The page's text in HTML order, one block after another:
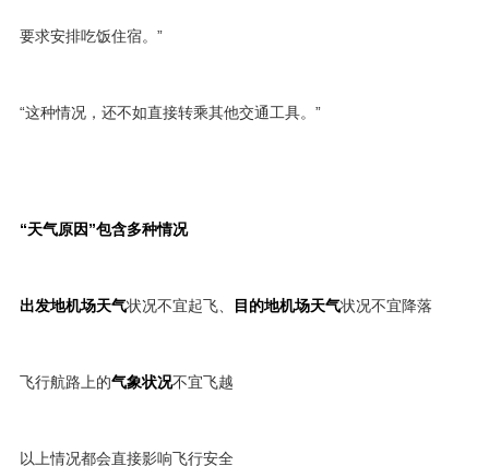
要求安排吃饭住宿。”
“这种情况，还不如直接转乘其他交通工具。”
“天气原因”包含多种情况
出发地机场天气状况不宜起飞、 目的地机场天气状况不宜降落
飞行航路上的气象状况不宜飞越
以上情况都会直接影响飞行安全